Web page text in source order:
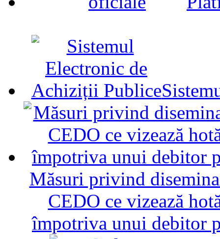
Măsuri privind
CEDO ce vizează
împotriva unui debitor